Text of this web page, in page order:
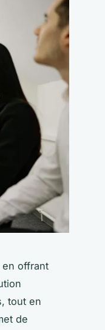
en offrant
tout en
de